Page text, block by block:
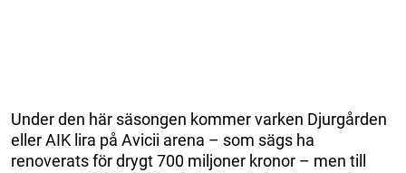
Under den här säsongen kommer varken Djurgården
eller AIK lira på Avicii arena – som sägs ha
renoverats för drygt 700 miljoner kronor – men till